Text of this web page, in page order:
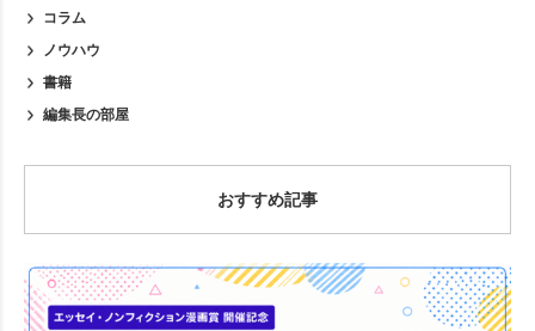
コラム
ノウハウ
書籍
編集長の部屋
おすすめ記事